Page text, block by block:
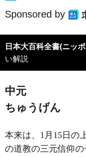
Sponsored by
日本大百科全書(ニッ
い解説
中元
ちゅうげん
本来は、1月15日の
の道教の三元信仰の